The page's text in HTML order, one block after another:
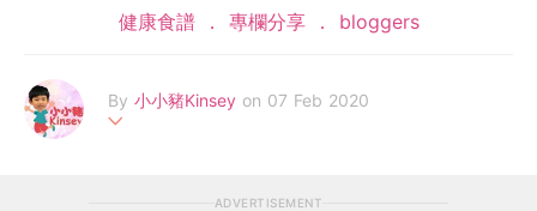
健康食譜 專欄分享 bloggers
By 小小豬Kinsey on 07 Feb 2020
活傻事及喜愛嘅湯水食譜，讓大家可以陪同小小豬一起成長。
ADVERTISEMENT